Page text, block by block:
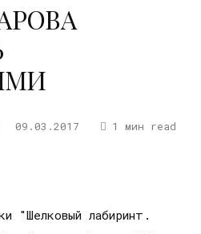
09.03.2017 1 мин read
"Шелковый лабиринт.